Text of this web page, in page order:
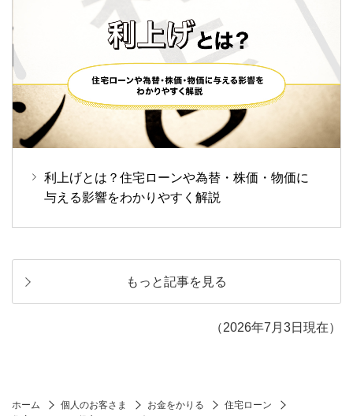
利上げとは？住宅ローンや為替・株価・物価に
与える影響をわかりやすく解説
もっと記事を見る
（2026年7月3日現在）
ホーム 個人のお客さま お金をかりる
住宅ローン